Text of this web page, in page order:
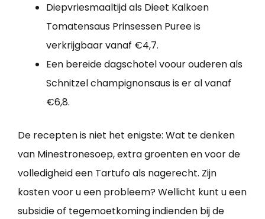
Diepvriesmaaltijd als Dieet Kalkoen
Tomatensaus Prinsessen Puree is
verkrijgbaar vanaf €4,7.
Een bereide dagschotel voour ouderen als
Schnitzel champignonsaus is er al vanaf
€6,8.
De recepten is niet het enigste: Wat te denken
van Minestronesoep, extra groenten en voor de
volledigheid een Tartufo als nagerecht. Zijn
kosten voor u een probleem? Wellicht kunt u een
subsidie of tegemoetkoming indienden bij de